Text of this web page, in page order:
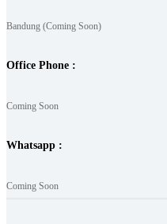
Bandung (Coming Soon)
Office Phone :
Coming Soon
Whatsapp :
Coming Soon